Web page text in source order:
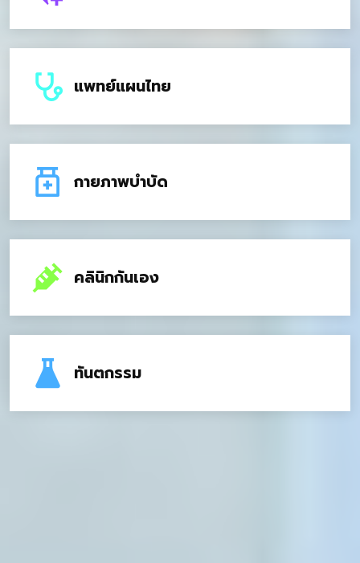
แพทย์แผนไทย
กายภาพบำบัด
คลินิกกันเอง
ทันตกรรม